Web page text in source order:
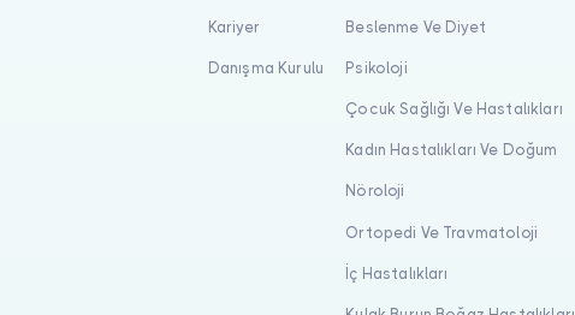
Kariyer
Danışma Kurulu
Beslenme Ve Diyet
Psikoloji
Çocuk Sağlığı Ve Hastalıkları
Kadın Hastalıkları Ve Doğum
Nöroloji
Ortopedi Ve Travmatoloji
İç Hastalıkları